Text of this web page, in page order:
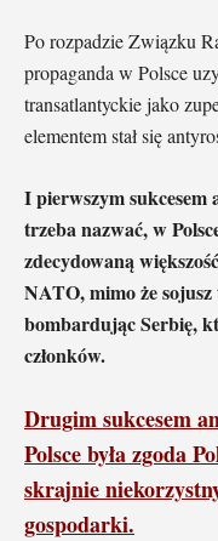
Po rozpadzie Związku
propaganda w Polsce
transatlantyckie jako
elementem stał się
I pierwszym
trzeba nazwać, w
zdecydowaną
NATO, mimo że sojusz
bombardując Serbię,
członków.
Drugim sukcesem
Polsce była zgoda
skrajnie
gospodarki.